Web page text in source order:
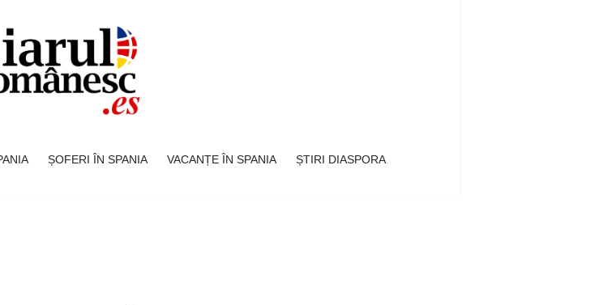
ȘOFERI ÎN SPANIA VACANȚE ÎN SPANIA
ȘTIRI DIASPORA